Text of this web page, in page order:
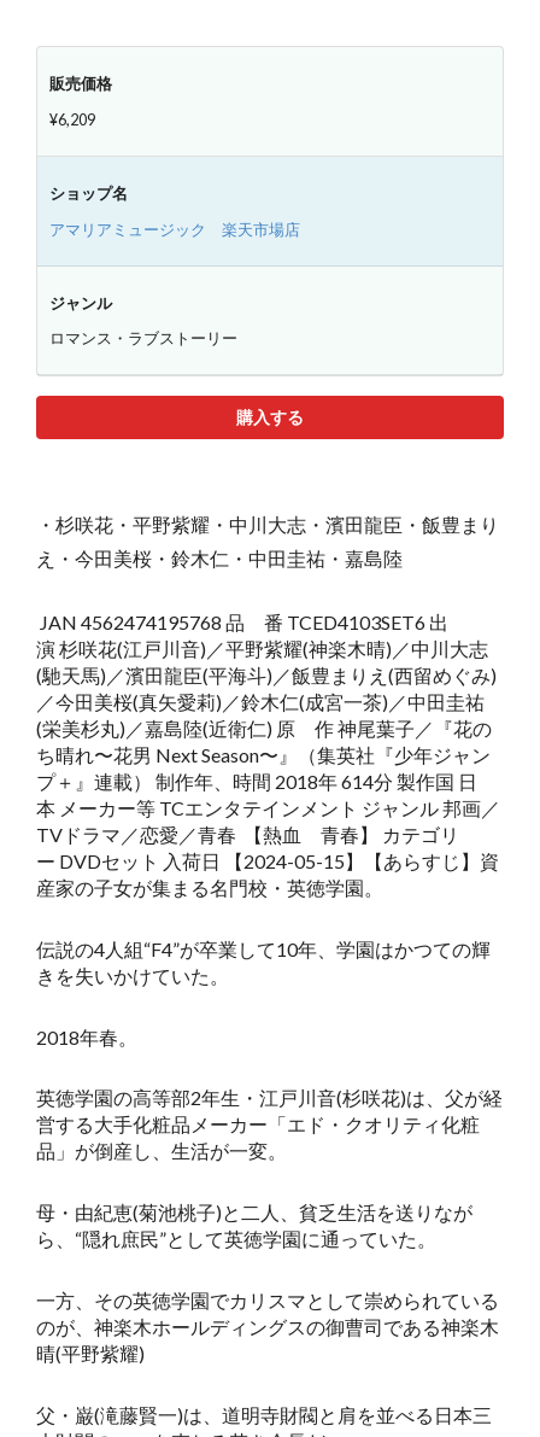
販売価格
¥6,209
ショップ名
アマリアミュージック 楽天市場店
ジャンル
ロマンス・ラブストーリー
購入する
・杉咲花・平野紫耀・中川大志・濱田龍臣・飯豊まり
え・今田美桜・鈴木仁・中田圭祐・嘉島陸
JAN 4562474195768 品 番 TCED4103SET6 出
演 杉咲花(江戸川音)／平野紫耀(神楽木晴)／中川大志
(馳天馬)／濱田龍臣(平海斗)／飯豊まりえ(西留めぐみ)
／今田美桜(真矢愛莉)／鈴木仁(成宮一茶)／中田圭祐
(栄美杉丸)／嘉島陸(近衛仁) 原 作 神尾葉子／『花の
ち晴れ〜花男 Next Season〜』（集英社『少年ジャン
プ＋』連載） 制作年、時間 2018年 614分 製作国 日
本 メーカー等 TCエンタテインメント ジャンル 邦画／
TVドラマ／恋愛／青春 【熱血 青春】 カテゴリ
ー DVDセット 入荷日 【2024-05-15】【あらすじ】資
産家の子女が集まる名門校・英徳学園。
伝説の4人組“F4”が卒業して10年、学園はかつての輝
きを失いかけていた。
2018年春。
英徳学園の高等部2年生・江戸川音(杉咲花)は、父が経
営する大手化粧品メーカー「エド・クオリティ化粧
品」が倒産し、生活が一変。
母・由紀恵(菊池桃子)と二人、貧乏生活を送りなが
ら、“隠れ庶民”として英徳学園に通っていた。
一方、その英徳学園でカリスマとして崇められている
のが、神楽木ホールディングスの御曹司である神楽木
晴(平野紫耀)
父・巌(滝藤賢一)は、道明寺財閥と肩を並べる日本三